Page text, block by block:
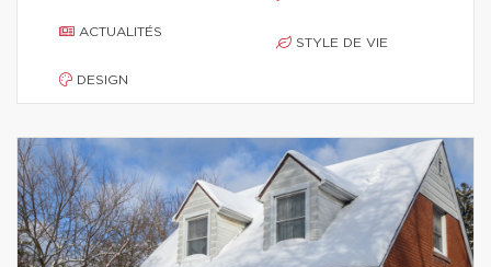
ACTUALITÉS
DESIGN
STYLE DE VIE